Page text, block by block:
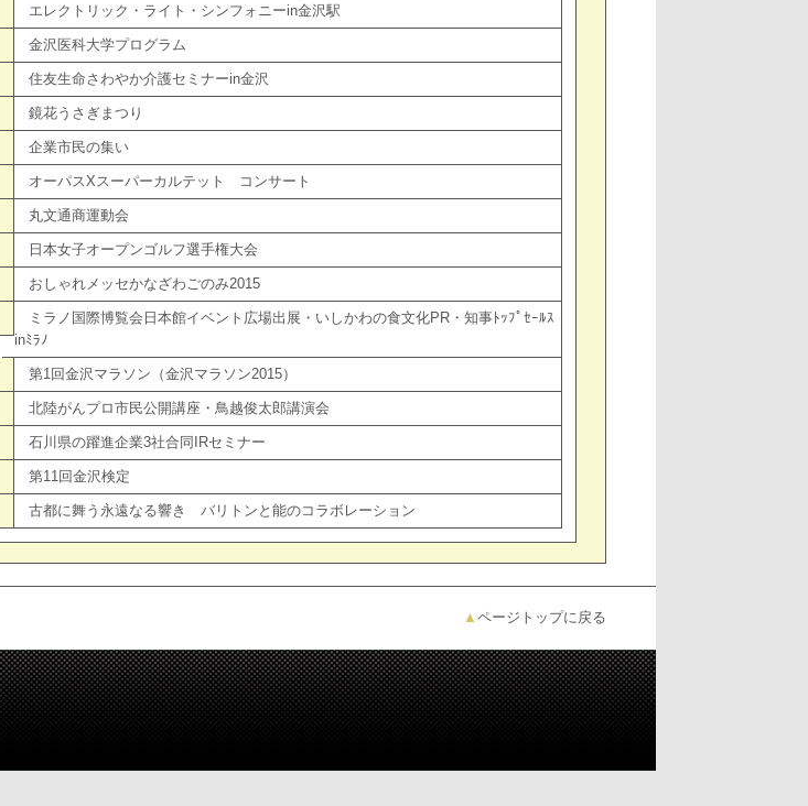
エレクトリック・ライト・シンフォニーin金沢駅
金沢医科大学プログラム
住友生命さわやか介護セミナーin金沢
鏡花うさぎまつり
企業市民の集い
オーパスXスーパーカルテット コンサート
丸文通商運動会
日本女子オープンゴルフ選手権大会
おしゃれメッセかなざわごのみ2015
ミラノ国際博覧会日本館イベント広場出展・いしかわの食文化PR・知事ﾄｯﾌﾟｾｰﾙｽ
inﾐﾗﾉ
第1回金沢マラソン（金沢マラソン2015）
北陸がんプロ市民公開講座・鳥越俊太郎講演会
石川県の躍進企業3社合同IRセミナー
第11回金沢検定
古都に舞う永遠なる響き バリトンと能のコラボレーション
▲ ページトップに戻る